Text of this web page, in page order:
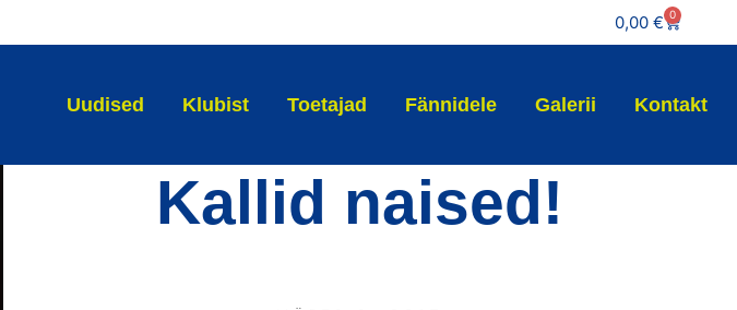
0,00€ 0
Uudised Klubist Toetajad Fännidele Galerii Kontakt
Kallid naised!